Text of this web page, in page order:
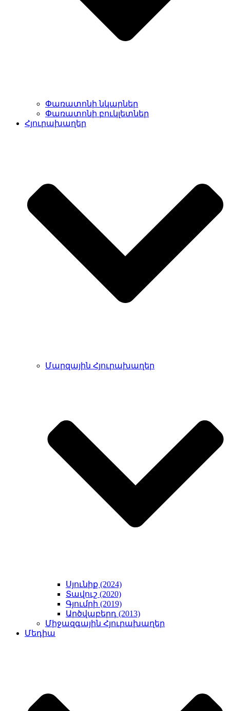
Փառատոնի նկարներ
Փառատոնի բուկլետներ
Հյուրախաղեր
Մարզային Հյուրախաղեր
Սյունիք (2024)
Տավուշ (2020)
Գյումրի (2019)
Արծվաբերդ (2013)
Միջազգային Հյուրախաղեր
Մեդիա